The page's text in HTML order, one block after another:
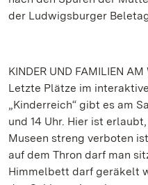
der Ludwigsburger
KINDER UND FAMILIEN AM
Letzte Plätze im
„Kinderreich“ gibt es am
und 14 Uhr. Hier ist
Museen streng verboten
auf dem Thron darf man
Himmelbett darf geräkelt